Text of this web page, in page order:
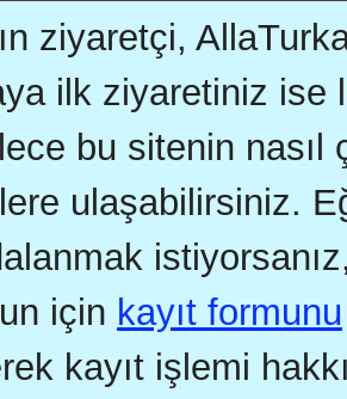
ziyaretçi,
ilk ziyaretiniz ise
bu sitenin nasıl
ulaşabilirsiniz.
için kayıt formunu
kayıt işlemi